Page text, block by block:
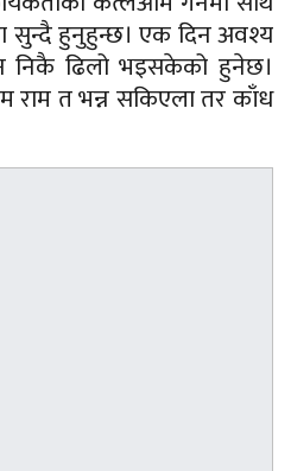
सुन्दै हुनुहुन्छ। एक दिन अवश्य
निकै ढिलो भइसकेको हुनेछ।
राम त भन्न सकिएला तर काँध